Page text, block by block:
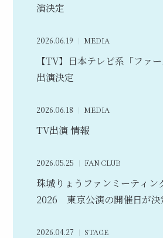
演決定
2026.06.19 MEDIA
【TV】日本テレビ系「ファー
出演決定
2026.06.18 MEDIA
TV出演 情報
2026.05.25 FAN CLUB
珠城りょうファンミーティ
2026 東京公演の開催日が決
2026.04.27 STAGE